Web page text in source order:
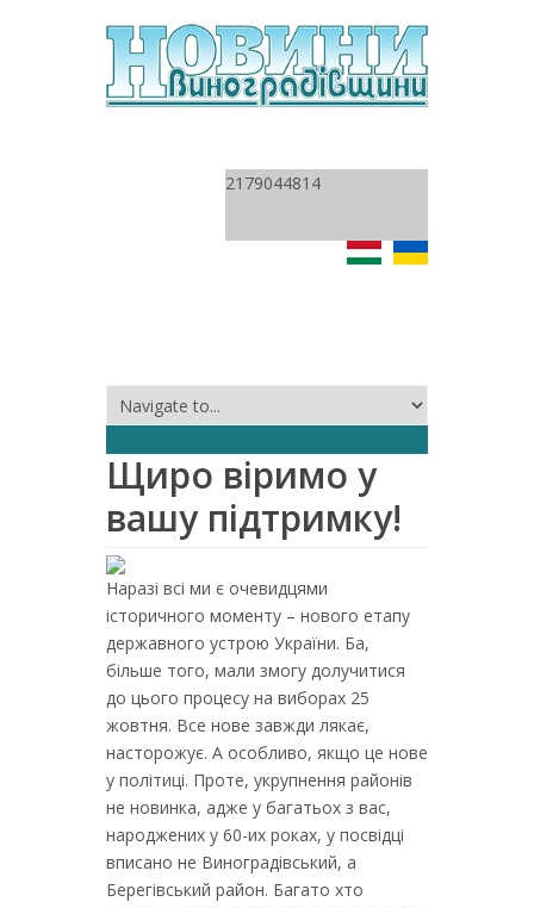
2179044814
Щиро віримо у
вашу підтримку!
Наразі всі ми є очевидцями
історичного моменту – нового етапу
державного устрою України. Ба,
більше того, мали змогу долучитися
до цього процесу на виборах 25
жовтня. Все нове завжди лякає,
насторожує. А особливо, якщо це нове
у політиці. Проте, укрупнення районів
не новинка, адже у багатьох з вас,
народжених у 60-их роках, у посвідці
вписано не Виноградівський, а
Берегівський район. Багато хто